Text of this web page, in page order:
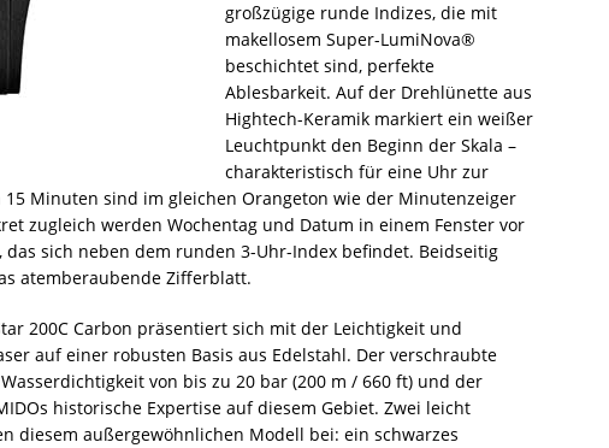
großzügige runde Indizes, die mit
makellosem Super-LumiNova®
beschichtet sind, perfekte
Ablesbarkeit. Auf der Drehlünette aus
Hightech-Keramik markiert ein weißer
Leuchtpunkt den Beginn der Skala –
charakteristisch für eine Uhr zur
15 Minuten sind im gleichen Orangeton wie der Minutenzeiger
zugleich werden Wochentag und Datum in einem Fenster vor
sich neben dem runden 3-Uhr-Index befindet. Beidseitig
atemberaubende Zifferblatt.
200C Carbon präsentiert sich mit der Leichtigkeit und
auf einer robusten Basis aus Edelstahl. Der verschraubte
von bis zu 20 bar (200 m / 660 ft) und der
historische Expertise auf diesem Gebiet. Zwei leicht
diesem außergewöhnlichen Modell bei: ein schwarzes